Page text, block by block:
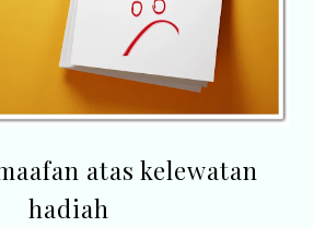
atas kelewatan
hadiah